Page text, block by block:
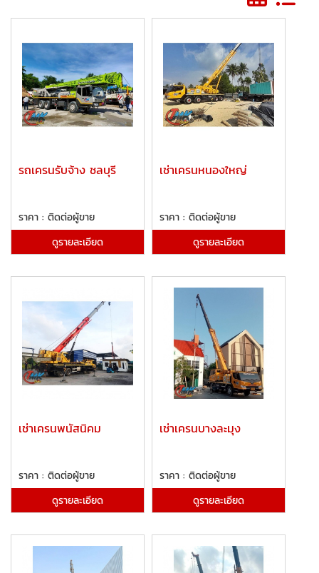
รถเครนรับจ้าง ชลบุรี
ราคา : ติดต่อผู้ขาย
ดูรายละเอียด
เช่าเครนหนองใหญ่
ราคา : ติดต่อผู้ขาย
ดูรายละเอียด
เช่าเครนพนัสนิคม
ราคา : ติดต่อผู้ขาย
ดูรายละเอียด
เช่าเครนบางละมุง
ราคา : ติดต่อผู้ขาย
ดูรายละเอียด